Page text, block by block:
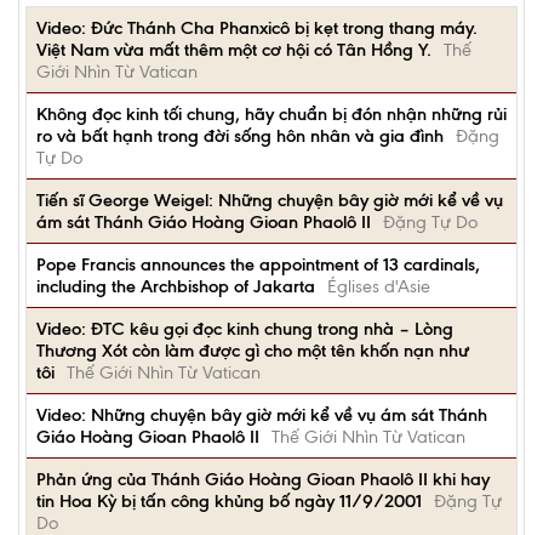
Video: Đức Thánh Cha Phanxicô bị kẹt trong thang máy.
Việt Nam vừa mất thêm một cơ hội có Tân Hồng Y.
Thế
Giới Nhìn Từ Vatican
Không đọc kinh tối chung, hãy chuẩn bị đón nhận những rủi
ro và bất hạnh trong đời sống hôn nhân và gia đình Đặng
Tự Do
Tiến sĩ George Weigel: Những chuyện bây giờ mới kể về vụ
ám sát Thánh Giáo Hoàng Gioan Phaolô II
Đặng Tự Do
Pope Francis announces the appointment of 13 cardinals,
including the Archbishop of Jakarta
Églises d'Asie
Video: ĐTC kêu gọi đọc kinh chung trong nhà – Lòng
Thương Xót còn làm được gì cho một tên khốn nạn như
tôi Thế Giới Nhìn Từ Vatican
Video: Những chuyện bây giờ mới kể về vụ ám sát Thánh
Giáo Hoàng Gioan Phaolô II
Thế Giới Nhìn Từ Vatican
Phản ứng của Thánh Giáo Hoàng Gioan Phaolô II khi hay
tin Hoa Kỳ bị tấn công khủng bố ngày 11/9/2001
Đặng Tự
Do